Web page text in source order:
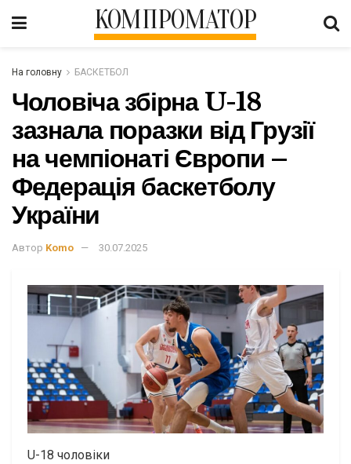
КОМПРОМАТОР
На головну БАСКЕТБОЛ
Чоловіча збірна U-18
зазнала поразки від Грузії
на чемпіонаті Європи –
Федерація баскетболу
України
Автор Komo 30.07.2025
U-18 чоловіки